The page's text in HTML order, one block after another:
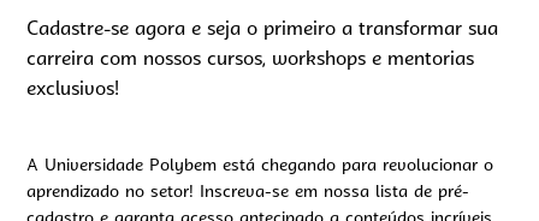
Cadastre-se agora e seja o primeiro a transformar sua
carreira com nossos cursos, workshops e mentorias
exclusivos!
A Universidade Polybem está chegando para revolucionar o
aprendizado no setor! Inscreva-se em nossa lista de pré-